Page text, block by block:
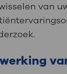
van